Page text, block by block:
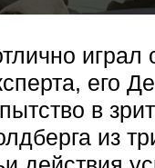
играл
его
в
из